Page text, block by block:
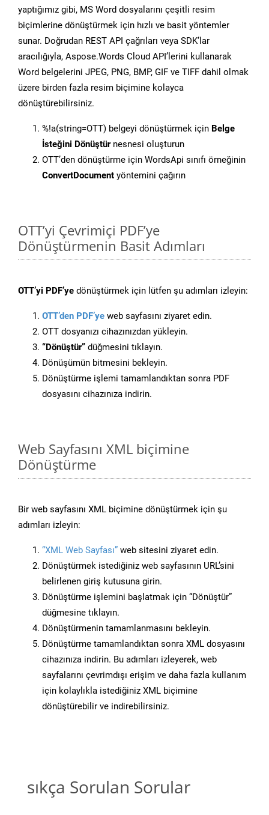
yaptığımız gibi, MS Word dosyalarını çeşitli resim
biçimlerine dönüştürmek için hızlı ve basit yöntemler
sunar. Doğrudan REST API çağrıları veya SDK’lar
aracılığıyla, Aspose.Words Cloud API’lerini kullanarak
Word belgelerini JPEG, PNG, BMP, GIF ve TIFF dahil olmak
üzere birden fazla resim biçimine kolayca
dönüştürebilirsiniz.
%!a(string=OTT) belgeyi dönüştürmek için Belge
İsteğini Dönüştürnesnesi oluşturun
OTT’den dönüştürme için WordsApi sınıfı örneğinin
ConvertDocument yöntemini çağırın
OTT’yi Çevrimiçi PDF’ye
Dönüştürmenin Basit Adımları
OTT’yi PDF’ye dönüştürmek için lütfen şu adımları izleyin:
OTT’den PDF’ye web sayfasını ziyaret edin.
OTT dosyanızı cihazınızdan yükleyin.
“Dönüştür” düğmesini tıklayın.
Dönüşümün bitmesini bekleyin.
Dönüştürme işlemi tamamlandıktan sonra PDF
dosyasını cihazınıza indirin.
Web Sayfasını XML biçimine
Dönüştürme
Bir web sayfasını XML biçimine dönüştürmek için şu
adımları izleyin:
“XML Web Sayfası” web sitesini ziyaret edin.
Dönüştürmek istediğiniz web sayfasının URL’sini
belirlenen giriş kutusuna girin.
Dönüştürme işlemini başlatmak için “Dönüştür”
düğmesine tıklayın.
Dönüştürmenin tamamlanmasını bekleyin.
Dönüştürme tamamlandıktan sonra XML dosyasını
cihazınıza indirin. Bu adımları izleyerek, web
sayfalarını çevrimdışı erişim ve daha fazla kullanım
için kolaylıkla istediğiniz XML biçimine
dönüştürebilir ve indirebilirsiniz.
sıkça Sorulan Sorular